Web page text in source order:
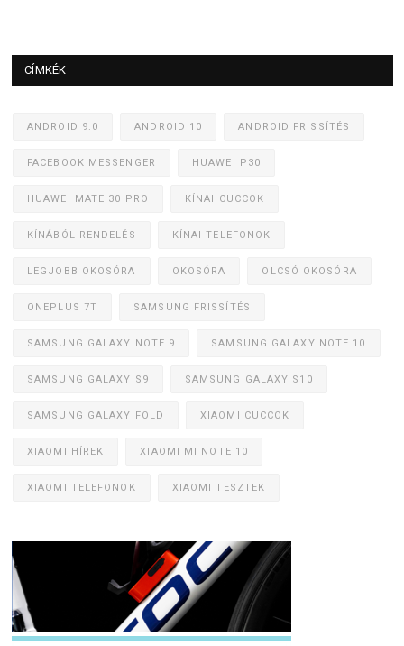
CÍMKÉK
ANDROID 9.0 ANDROID 10 ANDROID FRISSÍTÉS
FACEBOOK MESSENGER HUAWEI P30
HUAWEI MATE 30 PRO KÍNAI CUCCOK
KÍNÁBÓL RENDELÉS KÍNAI TELEFONOK
LEGJOBB OKOSÓRA OKOSÓRA OLCSÓ OKOSÓRA
ONEPLUS 7T SAMSUNG FRISSÍTÉS
SAMSUNG GALAXY NOTE 9 SAMSUNG GALAXY NOTE 10
SAMSUNG GALAXY S9 SAMSUNG GALAXY S10
SAMSUNG GALAXY FOLD XIAOMI CUCCOK
XIAOMI HÍREK XIAOMI MI NOTE 10
XIAOMI TELEFONOK XIAOMI TESZTEK